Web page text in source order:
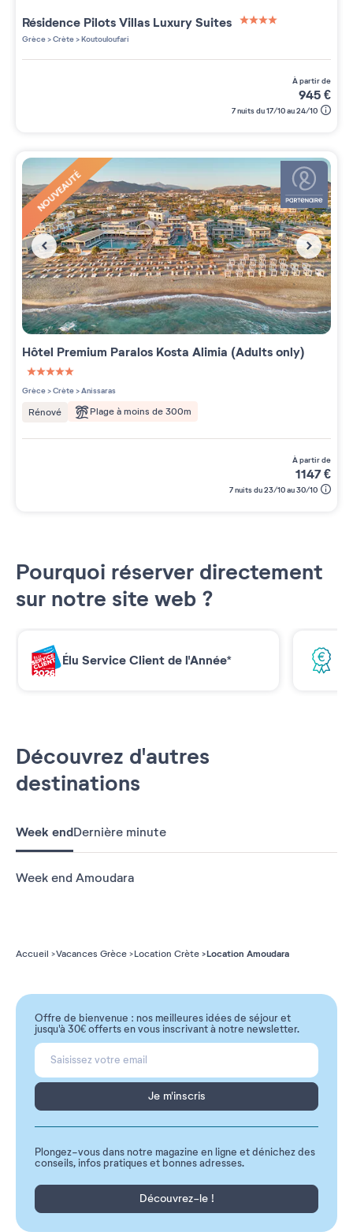
Résidence Pilots Villas Luxury Suites
Grèce>Crète>Koutouloufari
à partir de
945€
7 nuits du 17/10 au 24/10
NOUVEAUTÉ
Hôtel Premium Paralos Kosta Alimia (Adults only)
5 étoiles sur 5
Grèce>Crète>Anissaras
Rénové Plage à moins de 300m
à partir de
1147€
7 nuits du 23/10 au 30/10
Pourquoi réserver directement
sur notre site web ?
Élu Service Client de l'Année*
Découvrez d'autres
destinations
Week endDernière minute
Week end Amoudara
Accueil Vacances Grèce Location Crète Location Amoudara
Offre de bienvenue : nos meilleures idées de séjour et
jusqu'à 30€ offerts en vous inscrivant à notre newsletter.
Je m'inscris
Plongez-vous dans notre magazine en ligne et dénichez des
conseils, infos pratiques et bonnes adresses.
Découvrez-le !